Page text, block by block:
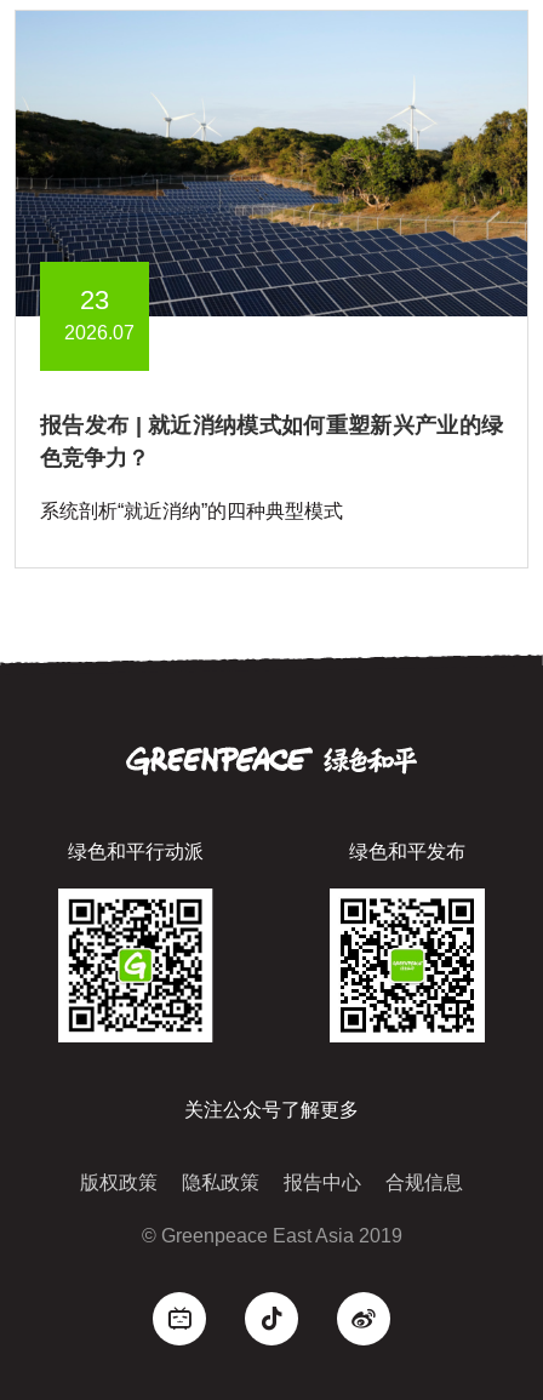
23
2026.07
报告发布 | 就近消纳模式如何重塑新兴产业的绿
色竞争力？
系统剖析“就近消纳”的四种典型模式
绿色和平行动派 绿色和平发布
关注公众号了解更多
版权政策 隐私政策 报告中心 合规信息
© Greenpeace East Asia 2019